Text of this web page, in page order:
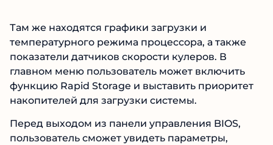
Там же находятся графики загрузки и
температурного режима процессора, а также
показатели датчиков скорости кулеров. В
главном меню пользователь может включить
функцию Rapid Storage и выставить приоритет
накопителей для загрузки системы.
Перед выходом из панели управления BIOS,
пользователь сможет увидеть параметры,